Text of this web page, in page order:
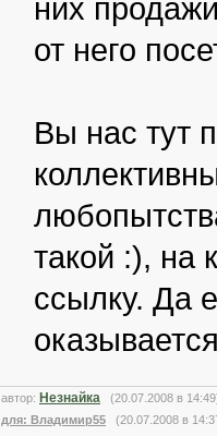
них
от него
Вы нас тут
такой :), на
ссылку. Да
автор: Незнайка (20.07.2008 в
для: Владимир55 (20.07.2008 в